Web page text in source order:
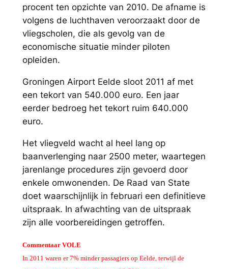
procent ten opzichte van 2010. De afname is
volgens de luchthaven veroorzaakt door de
vliegscholen, die als gevolg van de
economische situatie minder piloten
opleiden.
Groningen Airport Eelde sloot 2011 af met
een tekort van 540.000 euro. Een jaar
eerder bedroeg het tekort ruim 640.000
euro.
Het vliegveld wacht al heel lang op
baanverlenging naar 2500 meter, waartegen
jarenlange procedures zijn gevoerd door
enkele omwonenden. De Raad van State
doet waarschijnlijk in februari een definitieve
uitspraak. In afwachting van de uitspraak
zijn alle voorbereidingen getroffen.
Commentaar VOLE
In 2011 waren er 7% minder passagiers op Eelde, terwijl de